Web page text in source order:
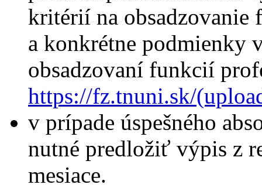
kritérií na obsadzovanie
a konkrétne podmienky
obsadzovaní funkcií
https://fz.tnuni.sk/
v prípade úspešného
nutné predložiť výpis z
mesiace.